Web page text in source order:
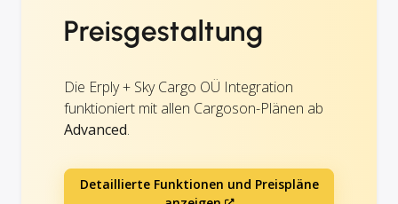
Preisgestaltung
Die Erply + Sky Cargo OÜ Integration
funktioniert mit allen Cargoson-Plänen ab
Advanced.
Detaillierte Funktionen und Preispläne